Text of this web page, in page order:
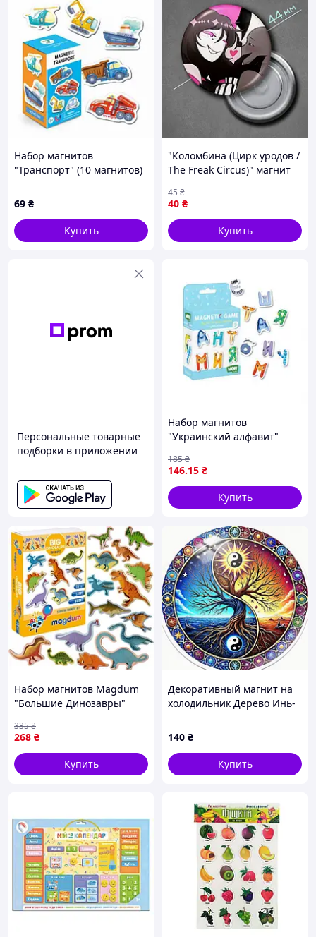
Набор магнитов
"Транспорт" (10 магнитов)
69 ₴
Купить
"Коломбина (Цирк уродов /
The Freak Circus)" магнит
40 ₴
45₴
Купить
Персональные товарные
подборки в приложении
Набор магнитов
"Украинский алфавит"
Разноцвет (174774)
146.15 ₴
185₴
Купить
Набор магнитов Magdum
"Большие Динозавры"
268 ₴
335₴
Купить
Декоративный магнит на
холодильник Дерево Инь-
140 ₴
Купить